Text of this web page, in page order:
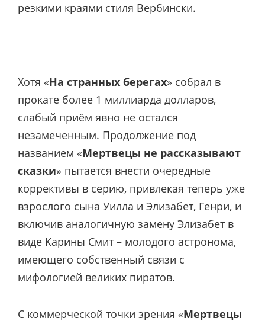
резкими краями стиля Вербински.
Хотя «На странных берегах» собрал в
прокате более 1 миллиарда долларов,
слабый приём явно не остался
незамеченным. Продолжение под
названием «Мертвецы не рассказывают
сказки» пытается внести очередные
коррективы в серию, привлекая теперь уже
взрослого сына Уилла и Элизабет, Генри, и
включив аналогичную замену Элизабет в
виде Карины Смит – молодого астронома,
имеющего собственный связи с
мифологией великих пиратов.
С коммерческой точки зрения «Мертвецы